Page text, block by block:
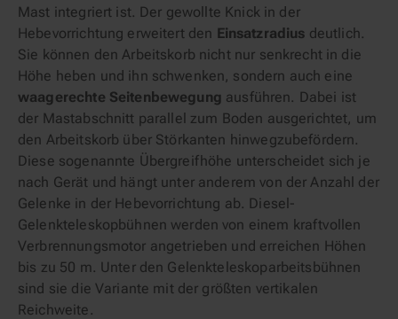
Mast integriert ist. Der gewollte Knick in der
Hebevorrichtung erweitert den Einsatzradius deutlich.
Sie können den Arbeitskorb nicht nur senkrecht in die
Höhe heben und ihn schwenken, sondern auch eine
waagerechte Seitenbewegung ausführen. Dabei ist
der Mastabschnitt parallel zum Boden ausgerichtet, um
den Arbeitskorb über Störkanten hinwegzubefördern.
Diese sogenannte Übergreifhöhe unterscheidet sich je
nach Gerät und hängt unter anderem von der Anzahl der
Gelenke in der Hebevorrichtung ab. Diesel-
Gelenkteleskopbühnen werden von einem kraftvollen
Verbrennungsmotor angetrieben und erreichen Höhen
bis zu 50 m. Unter den Gelenkteleskoparbeitsbühnen
sind sie die Variante mit der größten vertikalen
Reichweite.